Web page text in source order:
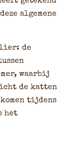
algemene
de
waarbij
de katten
tijdens
het